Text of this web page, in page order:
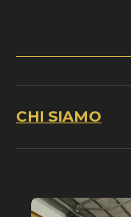
CHI SIAMO